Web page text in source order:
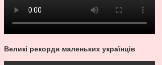
Великі рекорди маленьких українців